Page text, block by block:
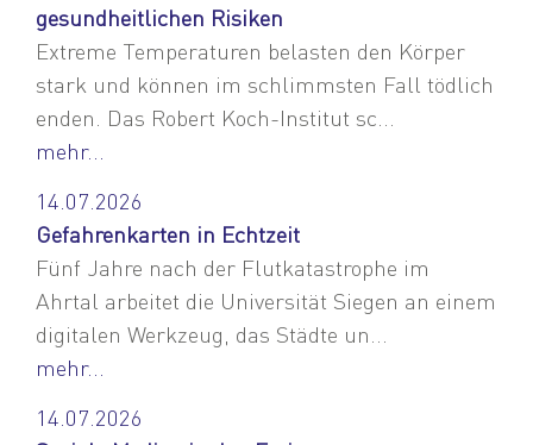
gesundheitlichen Risiken
Extreme Temperaturen belasten den Körper
stark und können im schlimmsten Fall tödlich
enden. Das Robert Koch-Institut sc...
mehr...
14.07.2026
Gefahrenkarten in Echtzeit
Fünf Jahre nach der Flutkatastrophe im
Ahrtal arbeitet die Universität Siegen an einem
digitalen Werkzeug, das Städte un...
mehr...
14.07.2026